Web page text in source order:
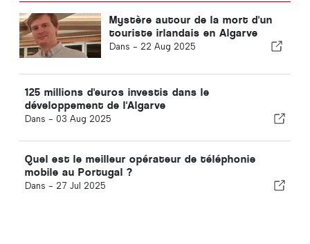
Mystère autour de la mort d'un
touriste irlandais en Algarve
Dans - 22 Aug 2025
125 millions d'euros investis dans le
développement de l'Algarve
Dans - 03 Aug 2025
Quel est le meilleur opérateur de téléphonie
mobile au Portugal ?
Dans - 27 Jul 2025